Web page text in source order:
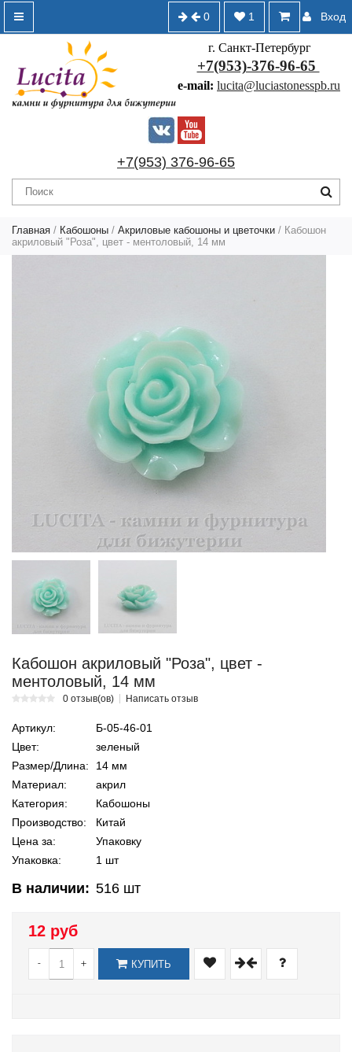
Вход
1
0
г. Санкт-Петербург
+7(953)-376-96-65
e-mail: lucita@luciastonesspb.ru
+7(953) 376-96-65
Главная / Кабошоны / Акриловые кабошоны и цветочки / Кабошон
акриловый "Роза", цвет - ментоловый, 14 мм
Кабошон акриловый "Роза", цвет -
ментоловый, 14 мм
0 отзыв(ов) Написать отзыв
Артикул:
Б-05-46-01
Цвет:
зеленый
Размер/Длина:
14 мм
Материал:
акрил
Категория:
Кабошоны
Производство:
Китай
Цена за:
Упаковку
Упаковка:
1 шт
В наличии: 516 шт
12 руб
- + КУПИТЬ